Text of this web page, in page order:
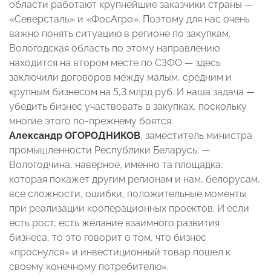
области работают крупнейшие заказчики страны —
«Северсталь» и «ФосАгро». Поэтому для нас очень
важно понять ситуацию в регионе по закупкам.
Вологодская область по этому направлению
находится на втором месте по СЗФО — здесь
заключили договоров между малым, средним и
крупным бизнесом на 5,3 млрд руб. И наша задача —
убедить бизнес участвовать в закупках, поскольку
многие этого по-прежнему боятся.
Александр ОГОРОДНИКОВ, заместитель министра
промышленности Республики Беларусь: —
Вологодчина, наверное, именно та площадка,
которая покажет другим регионам и нам, белорусам,
все сложности, ошибки, положительные моменты
при реализации кооперационных проектов. И если
есть рост, есть желание взаимного развития
бизнеса, то это говорит о том, что бизнес
«проснулся» и инвестиционный товар пошел к
своему конечному потребителю».